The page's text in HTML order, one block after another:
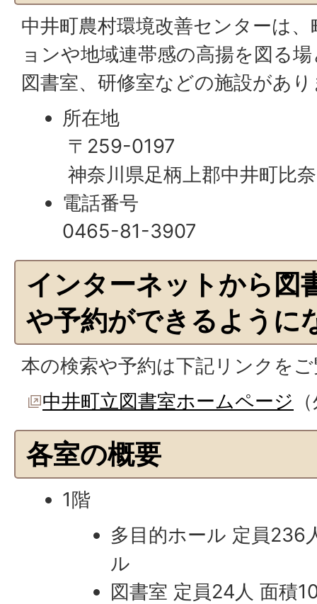
中井町農村環境改善センターは
ョンや地域連帯感の高揚を図る
図書室、研修室などの施設があ
所在地
〒259-0197
神奈川県足柄上郡中井町比
電話番号
0465-81-3907
インターネットから図
や予約ができるように
本の検索や予約は下記リンクを
中井町立図書室ホームページ
各室の概要
1階
多目的ホール 定員236
ル
図書室 定員24人 面積